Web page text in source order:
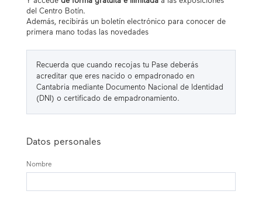
del Centro Botín.
Además, recibirás un boletín electrónico para conocer de
primera mano todas las novedades
Recuerda que cuando recojas tu Pase deberás
acreditar que eres nacido o empadronado en
Cantabria mediante Documento Nacional de Identidad
(DNI) o certificado de empadronamiento.
Datos personales
Nombre